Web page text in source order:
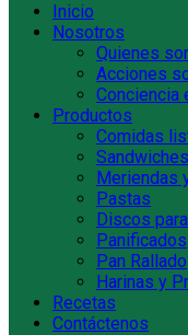
Inicio
Nosotros
Quienes
Acciones
Conciencia
Productos
Comidas
Sandwiches
Meriendas
Pastas
Discos
Panificados
Pan Rallado
Harinas y
Recetas
Contáctenos